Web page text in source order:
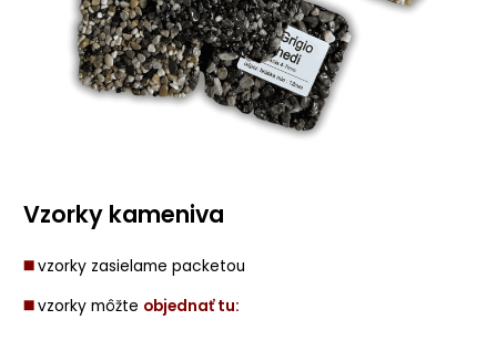
Vzorky kameniva
◼️vzorky zasielame packetou
◼️vzorky môžte objednať tu: